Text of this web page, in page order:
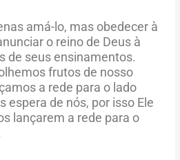
amá-lo, mas obedecer à
o reino de Deus à
de seus ensinamentos.
frutos de nosso
a rede para o lado
espera de nós, por isso Ele
lançarem a rede para o